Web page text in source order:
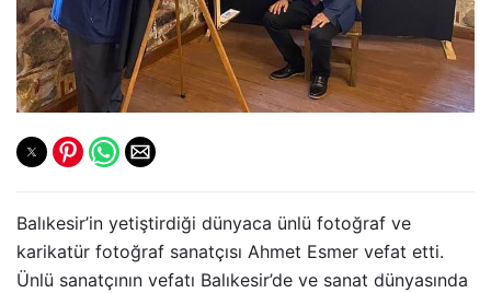
Balıkesir’in yetiştirdiği dünyaca ünlü fotoğraf ve
karikatür fotoğraf sanatçısı Ahmet Esmer vefat etti.
Ünlü sanatçının vefatı Balıkesir’de ve sanat dünyasında